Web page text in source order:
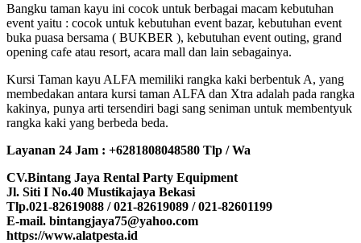
Bangku taman kayu ini cocok untuk berbagai macam kebutuhan
event yaitu : cocok untuk kebutuhan event bazar, kebutuhan event
buka puasa bersama ( BUKBER ), kebutuhan event outing, grand
opening cafe atau resort, acara mall dan lain sebagainya.
Kursi Taman kayu ALFA memiliki rangka kaki berbentuk A, yang
membedakan antara kursi taman ALFA dan Xtra adalah pada rangka
kakinya, punya arti tersendiri bagi sang seniman untuk membentyuk
rangka kaki yang berbeda beda.
Layanan 24 Jam : +6281808048580 Tlp / Wa
CV.Bintang Jaya Rental Party Equipment
Jl. Siti I No.40 Mustikajaya Bekasi
Tlp.021-82619088 / 021-82619089 / 021-82601199
E-mail. bintangjaya75@yahoo.com
https://www.alatpesta.id